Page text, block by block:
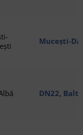
Mucești-
DN22,